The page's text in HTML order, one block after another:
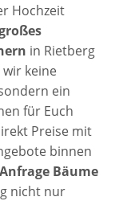
Hochzeit
in Rietberg
keine
ein
für Euch
Preise mit
binnen
Bäume
nicht nur